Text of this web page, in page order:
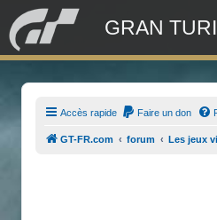
GRAN
Accès rapide Faire un don
GT-FR.com forum Les jeux